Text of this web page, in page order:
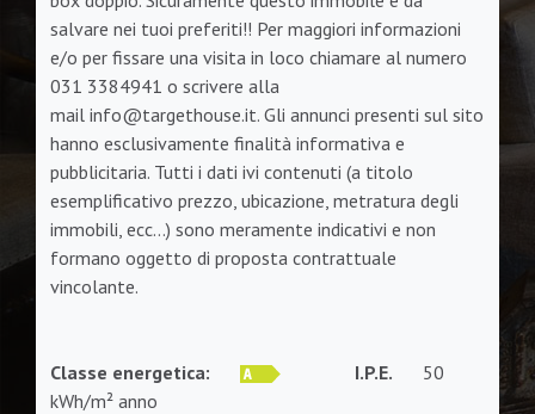
salvare nei tuoi preferiti!! Per maggiori informazioni
e/o per fissare una visita in loco chiamare al numero
031 3384941 o scrivere alla
mail info@targethouse.it. Gli annunci presenti sul sito
hanno esclusivamente finalità informativa e
pubblicitaria. Tutti i dati ivi contenuti (a titolo
esemplificativo prezzo, ubicazione, metratura degli
immobili, ecc…) sono meramente indicativi e non
formano oggetto di proposta contrattuale
vincolante.
Classe energetica:
I.P.E.
50
kWh/m² anno